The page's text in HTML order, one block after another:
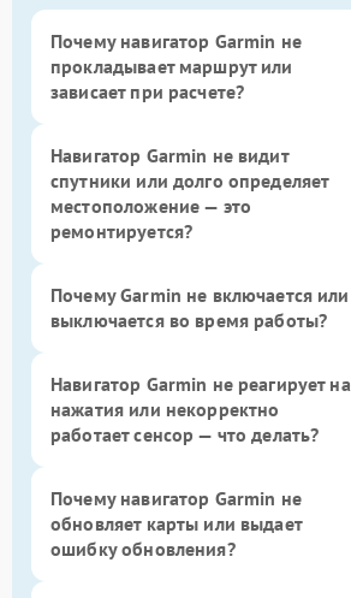
Почему навигатор Garmin не
прокладывает маршрут или
зависает при расчете?
Навигатор Garmin не видит
спутники или долго определяет
местоположение — это
ремонтируется?
Почему Garmin не включается или
выключается во время работы?
Навигатор Garmin не реагирует на
нажатия или некорректно
работает сенсор — что делать?
Почему навигатор Garmin не
обновляет карты или выдает
ошибку обновления?